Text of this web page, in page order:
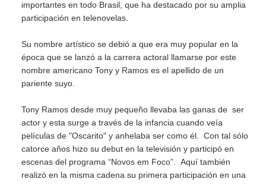
importantes en todo Brasil, que ha destacado por su amplia
participación en telenovelas.
Su nombre artístico se debió a que era muy popular en la
época que se lanzó a la carrera actoral llamarse por este
nombre americano Tony y Ramos es el apellido de un
pariente suyo.
Tony Ramos desde muy pequeño llevaba las ganas de ser
actor y esta surge a través de la infancia cuando veía
películas de "Oscarito" y anhelaba ser como él. Con tal sólo
catorce años hizo su debut en la televisión y participó en
escenas del programa “Novos em Foco”. Aquí también
realizó en la misma cadena su primera participación en una